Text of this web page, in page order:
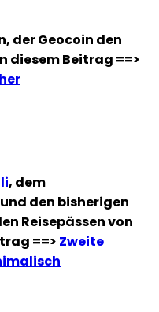
der Geocoin den
diesem Beitrag ==>
, dem
den bisherigen
Reisepässen von
==> Zweite